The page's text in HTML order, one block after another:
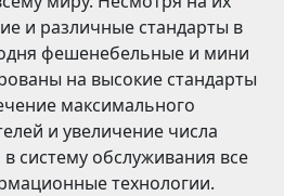
и различные стандарты в
фешенебельные и мини
на высокие стандарты
максимального
и увеличение числа
систему обслуживания все
технологии.